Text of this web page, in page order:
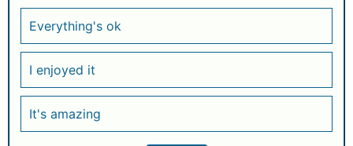
Everything's ok
I enjoyed it
It's amazing